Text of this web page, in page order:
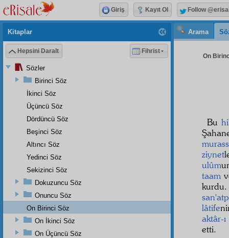
Arama
On
Bu
ziynet
ulûm
taam
lâtife
aktâr-
etti.
Kitaplar
Hepsini Daralt Fihrist
Sözler
Birinci Söz
İkinci Söz
Üçüncü Söz
Dördüncü Söz
Beşinci Söz
Altıncı Söz
Yedinci Söz
Sekizinci Söz
Dokuzuncu Söz
Onuncu Söz
On Birinci Söz
On İkinci Söz
On Üçüncü Söz
Giriş Kayıt Ol Follow